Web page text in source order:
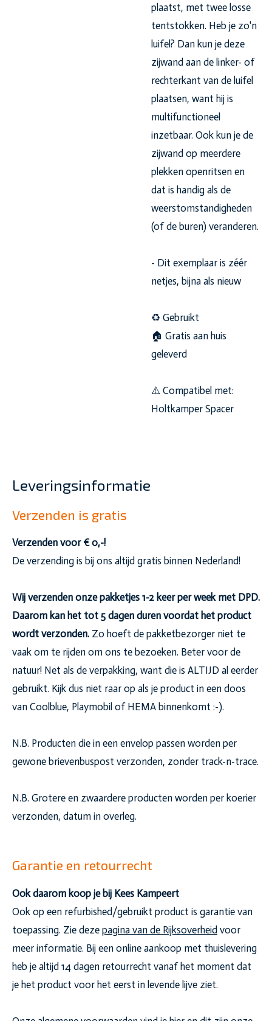
plaatst, met twee losse
tentstokken. Heb je zo'n
luifel? Dan kun je deze
zijwand aan de linker- of
rechterkant van de luifel
plaatsen, want hij is
multifunctioneel
inzetbaar. Ook kun je de
zijwand op meerdere
plekken openritsen en
dat is handig als de
weerstomstandigheden
(of de buren) veranderen.
- Dit exemplaar is zéér
netjes, bijna als nieuw
♻️ Gebruikt
🏠 Gratis aan huis
geleverd
⚠️ Compatibel met:
Holtkamper Spacer
Leveringsinformatie
Verzenden is gratis
Verzenden voor € 0,-!
De verzending is bij ons altijd gratis binnen Nederland!
Wij verzenden onze pakketjes 1-2 keer per week met DPD.
Daarom kan het tot 5 dagen duren voordat het product
wordt verzonden. Zo hoeft de pakketbezorger niet te
vaak om te rijden om ons te bezoeken. Beter voor de
natuur! Net als de verpakking, want die is ALTIJD al eerder
gebruikt. Kijk dus niet raar op als je product in een doos
van Coolblue, Playmobil of HEMA binnenkomt :-).
N.B. Producten die in een envelop passen worden per
gewone brievenbuspost verzonden, zonder track-n-trace.
N.B. Grotere en zwaardere producten worden per koerier
verzonden, datum in overleg.
Garantie en retourrecht
Ook daarom koop je bij Kees Kampeert
Ook op een refurbished/gebruikt product is garantie van
toepassing. Zie deze pagina van de Rijksoverheid voor
meer informatie. Bij een online aankoop met thuislevering
heb je altijd 14 dagen retourrecht vanaf het moment dat
je het product voor het eerst in levende lijve ziet.